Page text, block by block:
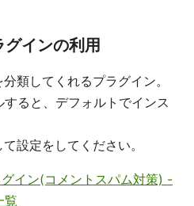
インの利用
類してくれるプラグイン。
ると、デフォルトでインス
設定をしてください。
イン(コメントスパム対策) -
覧